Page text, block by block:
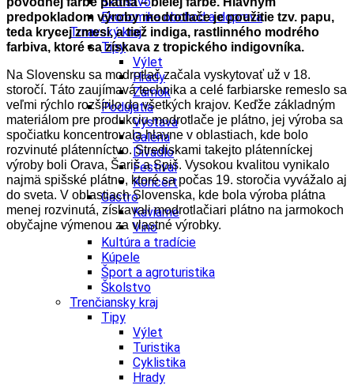
Ekonomika obchod a doprava
Trnavský kraj
Tipy
Výlet
Hrady
Zámok
Podujatia
Výstava
Galéria
Divadlo
Festival
Koncert
Gastro
Kaviarne
Víno
Kultúra a tradície
Kúpele
Šport a agroturistika
Školstvo
Trenčiansky kraj
Tipy
Výlet
Turistika
Cyklistika
Hrady
predpokladom výroby modrotlače je použitie tzv. papu,
teda krycej zmesi, a tiež indiga, rastlinného modrého
farbiva, ktoré sa získava z tropického indigovníka.
Na Slovensku sa modrotlač začala vyskytovať už v 18.
storočí. Táto zaujímavá technika a celé farbiarske remeslo sa
veľmi rýchlo rozšírilo do všetkých krajov. Keďže základným
materiálom pre produkciu modrotlače je plátno, jej výroba sa
spočiatku koncentrovala hlavne v oblastiach, kde bolo
rozvinuté plátenníctvo. Strediskami takejto plátenníckej
výroby boli Orava, Šariš a Spiš. Vysokou kvalitou vynikalo
najmä spišské plátno, ktoré sa počas 19. storočia vyvážalo aj
do sveta. V oblastiach Slovenska, kde bola výroba plátna
menej rozvinutá, získavali modrotlačiari plátno na jarmokoch
obyčajne výmenou za vlastné výrobky.